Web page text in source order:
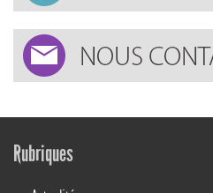
Rubriques